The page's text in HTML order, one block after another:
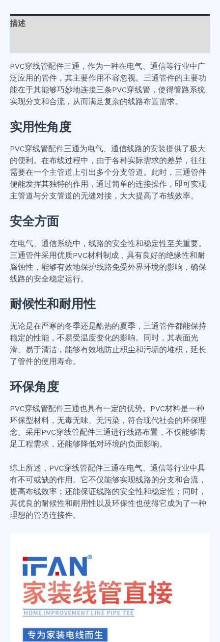
描述
PVC穿线管配件三通，作为一种在电气、通信等行业中广
泛应用的管件，其主要作用不容忽视。三通管件的主要功
能在于其能够巧妙地连接三条PVC穿线管，使得管路系统
实现分支和合流，从而满足复杂的线路布置需求。
实用性角度
PVC穿线管配件三通为电气、通信线路的安装提供了极大
的便利。在布线过程中，由于各种实际需求的差异，往往
需要在一个主管道上引出多个分支管道。此时，三通管件
便能发挥其独特的作用，通过简单的连接操作，即可实现
主管道与分支管道的无缝对接，大大提高了布线效率。
安全方面
在电气、通信系统中，线路的安全性和稳定性至关重要。
三通管件采用优质PVC材料制成，具有良好的绝缘性和耐
腐蚀性，能够有效地保护线路免受外界环境的影响，确保
线路的安全稳定运行。
耐候性和耐用性
无论是在严寒的冬季还是酷热的夏季，三通管件都能保持
稳定的性能，不易受温度变化的影响。同时，其表面光
滑、易于清洁，能够有效地防止积尘和污垢的堆积，延长
了管件的使用寿命。
环保角度
PVC穿线管配件三通也具有一定的优势。PVC材料是一种
环保型材料，无毒无味、无污染，符合现代社会的环保理
念。采用PVC穿线管配件三通进行线路布置，不仅能够满
足工程需求，还能够降低对环境的负面影响。
综上所述，PVC穿线管配件三通在电气、通信等行业中具
有不可或缺的作用。它不仅能够实现线路的分支和合流，
提高布线效率；还能保证线路的安全性和稳定性；同时，
其优良的耐候性和耐用性以及环保性也使得它成为了一种
理想的管道连接件。